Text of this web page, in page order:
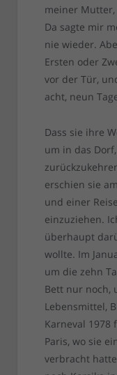
meiner
Da sagte mir
nie wieder.
Ersten oder
vor der Tür,
acht, neun
Dass sie ihre
um in das
erschien sie
und einer
einzuziehen.
überhaupt
wollte. Im
um die zehn
Bett nur noch,
Lebensmittel,
Karneval 1978
Paris, wo sie
verbracht